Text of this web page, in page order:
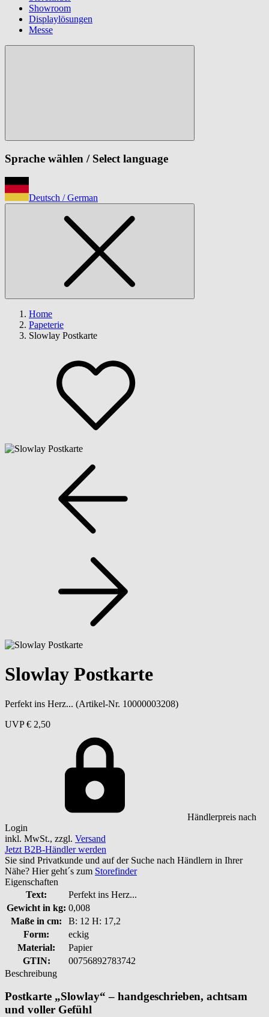
Showroom
Displaylösungen
Messe
Sprache wählen / Select language
Deutsch / German
Home
Papeterie
Slowlay Postkarte
Slowlay Postkarte
Perfekt ins Herz... (Artikel-Nr. 10000003208)
UVP € 2,50
Händlerpreis nach
Login
inkl. MwSt., zzgl. Versand
Jetzt B2B-Händler werden
Sie sind Privatkunde und auf der Suche nach Händlern in Ihrer
Nähe? Hier geht´s zum Storefinder
Eigenschaften
Text:
Perfekt ins Herz...
Gewicht in kg: 0,008
Maße in cm:
B: 12 H: 17,2
Form:
eckig
Material:
Papier
GTIN:
00756892783742
Beschreibung
Postkarte „Slowlay“ – handgeschrieben, achtsam
und voller Gefühl